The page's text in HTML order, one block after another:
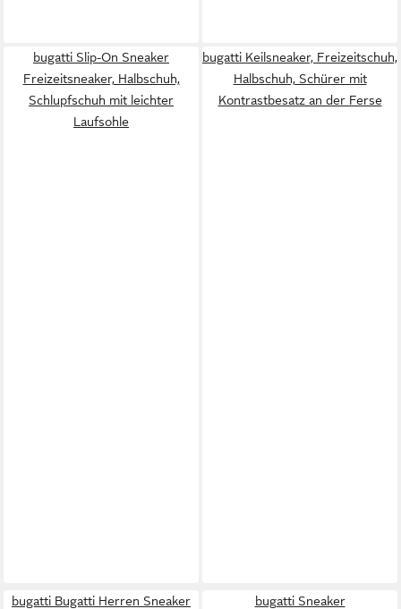
bugatti Slip-On Sneaker
Freizeitsneaker, Halbschuh,
Schlupfschuh mit leichter
Laufsohle
bugatti Keilsneaker, Freizeitschuh,
Halbschuh, Schürer mit
Kontrastbesatz an der Ferse
bugatti Bugatti Herren Sneaker
bugatti Sneaker